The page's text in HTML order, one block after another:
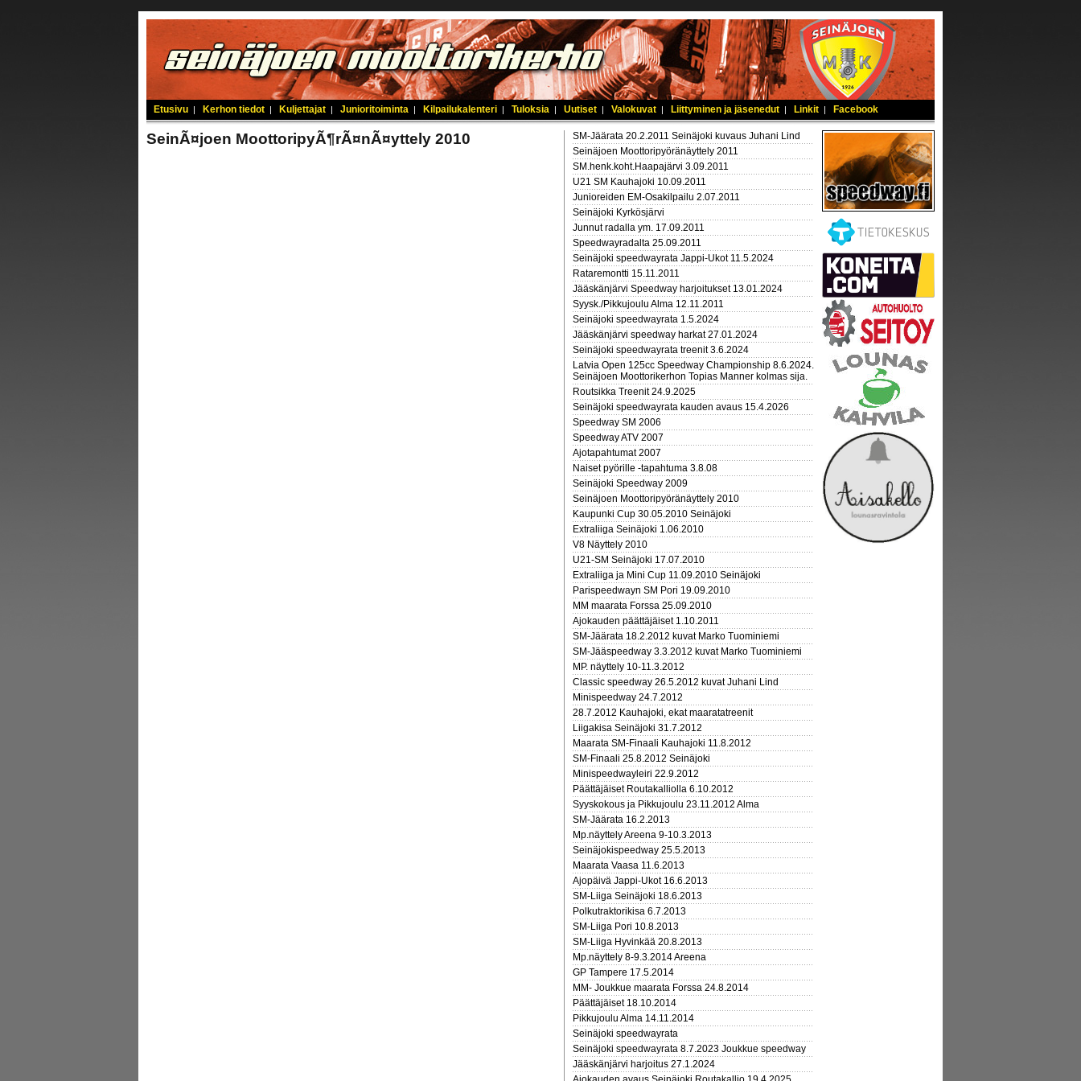
Etusivu | Kerhon tiedot | Kuljettajat | Junioritoiminta | Kilpailukalenteri | Tuloksia | Uutiset | Valokuvat | Liittyminen ja jäsenedut | Linkit | Facebook
SeinÃ¤joen MoottoripyÃ¶rÃ¤nÃ¤yttely 2010
SM-Jäärata 20.2.2011 Seinäjoki kuvaus Juhani Lind
Seinäjoen Moottoripyöränäyttely 2011
SM.henk.koht.Haapajärvi 3.09.2011
U21 SM Kauhajoki 10.09.2011
Junioreiden EM-Osakilpailu 2.07.2011
Seinäjoki Kyrkösjärvi
Junnut radalla ym. 17.09.2011
Speedwayradalta 25.09.2011
Seinäjoki speedwayrata Jappi-Ukot 11.5.2024
Rataremontti 15.11.2011
Jääskänjärvi Speedway harjoitukset 13.01.2024
Syysk./Pikkujoulu Alma 12.11.2011
Seinäjoki speedwayrata 1.5.2024
Jääskänjärvi speedway harkat 27.01.2024
Seinäjoki speedwayrata treenit 3.6.2024
Latvia Open 125cc Speedway Championship 8.6.2024.
Seinäjoen Moottorikerhon Topias Manner kolmas sija.
Routsikka Treenit 24.9.2025
Seinäjoki speedwayrata kauden avaus 15.4.2026
Speedway SM 2006
Speedway ATV 2007
Ajotapahtumat 2007
Naiset pyörille -tapahtuma 3.8.08
Seinäjoki Speedway 2009
Seinäjoen Moottoripyöränäyttely 2010
Kaupunki Cup 30.05.2010 Seinäjoki
Extraliiga Seinäjoki 1.06.2010
V8 Näyttely 2010
U21-SM Seinäjoki 17.07.2010
Extraliiga ja Mini Cup 11.09.2010 Seinäjoki
Parispeedwayn SM Pori 19.09.2010
MM maarata Forssa 25.09.2010
Ajokauden päättäjäiset 1.10.2011
SM-Jäärata 18.2.2012 kuvat Marko Tuominiemi
SM-Jääspeedway 3.3.2012 kuvat Marko Tuominiemi
MP. näyttely 10-11.3.2012
Classic speedway 26.5.2012 kuvat Juhani Lind
Minispeedway 24.7.2012
28.7.2012 Kauhajoki, ekat maaratatreenit
Liigakisa Seinäjoki 31.7.2012
Maarata SM-Finaali Kauhajoki 11.8.2012
SM-Finaali 25.8.2012 Seinäjoki
Minispeedwayleiri 22.9.2012
Päättäjäiset Routakalliolla 6.10.2012
Syyskokous ja Pikkujoulu 23.11.2012 Alma
SM-Jäärata 16.2.2013
Mp.näyttely Areena 9-10.3.2013
Seinäjokispeedway 25.5.2013
Maarata Vaasa 11.6.2013
Ajopäivä Jappi-Ukot 16.6.2013
SM-Liiga Seinäjoki 18.6.2013
Polkutraktorikisa 6.7.2013
SM-Liiga Pori 10.8.2013
SM-Liiga Hyvinkää 20.8.2013
Mp.näyttely 8-9.3.2014 Areena
GP Tampere 17.5.2014
MM- Joukkue maarata Forssa 24.8.2014
Päättäjäiset 18.10.2014
Pikkujoulu Alma 14.11.2014
Seinäjoki speedwayrata
Seinäjoki speedwayrata 8.7.2023 Joukkue speedway
Jääskänjärvi harjoitus 27.1.2024